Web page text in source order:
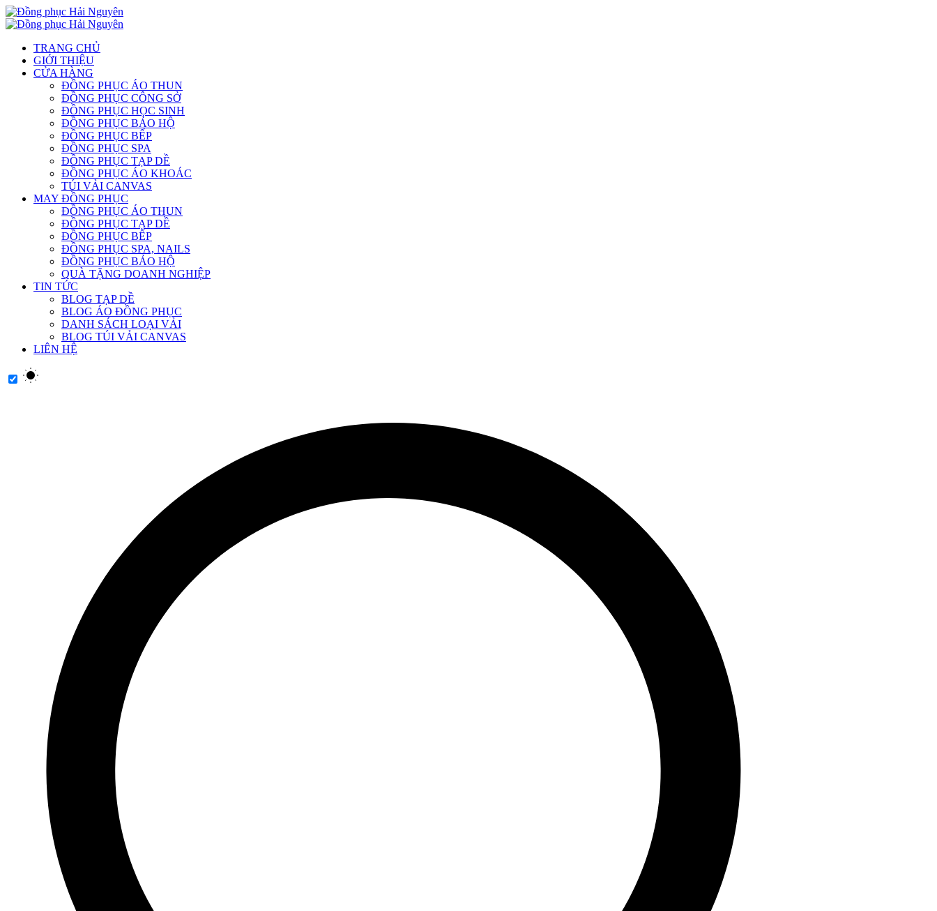
TRANG CHỦ
GIỚI THIỆU
CỬA HÀNG
ĐỒNG PHỤC ÁO THUN
ĐỒNG PHỤC CÔNG SỞ
ĐỒNG PHỤC HỌC SINH
ĐỒNG PHỤC BẢO HỘ
ĐỒNG PHỤC BẾP
ĐỒNG PHỤC SPA
ĐỒNG PHỤC TẠP DỀ
ĐỒNG PHỤC ÁO KHOÁC
TÚI VẢI CANVAS
MAY ĐỒNG PHỤC
ĐỒNG PHỤC ÁO THUN
ĐỒNG PHỤC TẠP DỀ
ĐỒNG PHỤC BẾP
ĐỒNG PHỤC SPA, NAILS
ĐỒNG PHỤC BẢO HỘ
QUÀ TẶNG DOANH NGHIỆP
TIN TỨC
BLOG TẠP DỀ
BLOG ÁO ĐỒNG PHỤC
DANH SÁCH LOẠI VẢI
BLOG TÚI VẢI CANVAS
LIÊN HỆ